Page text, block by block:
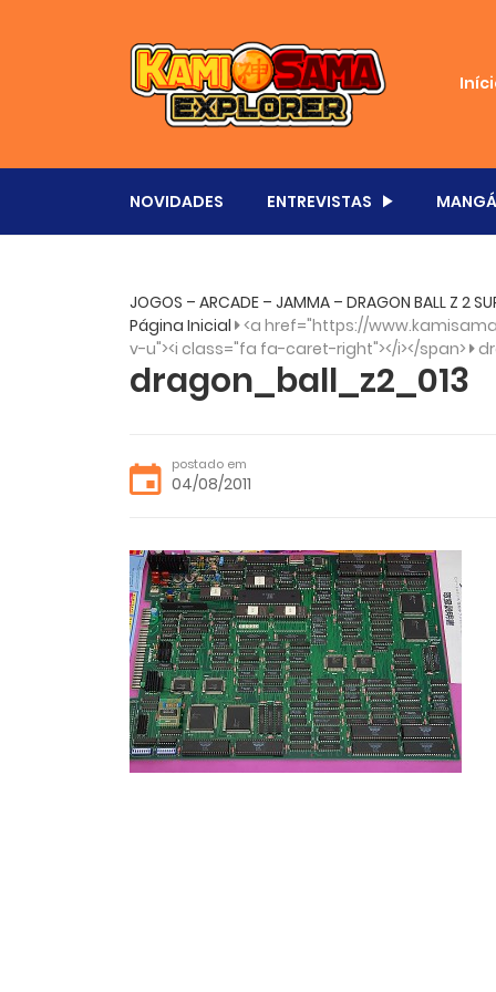
NOVIDADES ENTREVISTAS
JOGOS – ARCADE – JAMMA – DRAGON BALL Z 2
Página Inicial <a href="https://
v-u"><i class="fa fa-caret-right"></i></span>
dragon_ball_z2_013
postado em
04/08/2011